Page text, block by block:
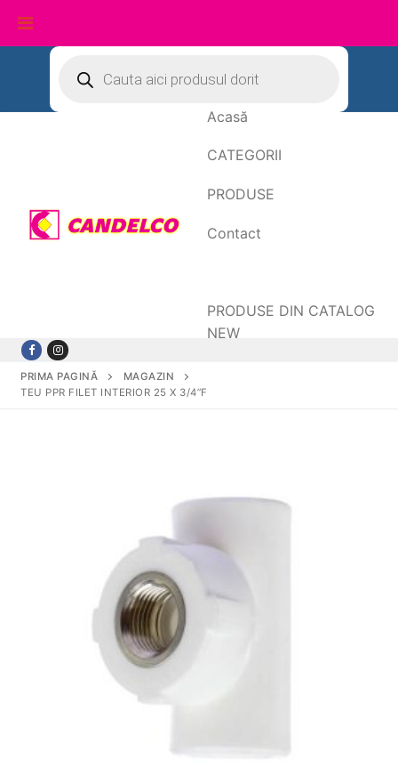
conținut
search
Acasă
CATEGORII
PRODUSE
Contact
PRODUSE DIN CATALOG
NEW
PRIMA PAGINĂ
MAGAZIN
TEU PPR FILET INTERIOR 25 X 3/4”F